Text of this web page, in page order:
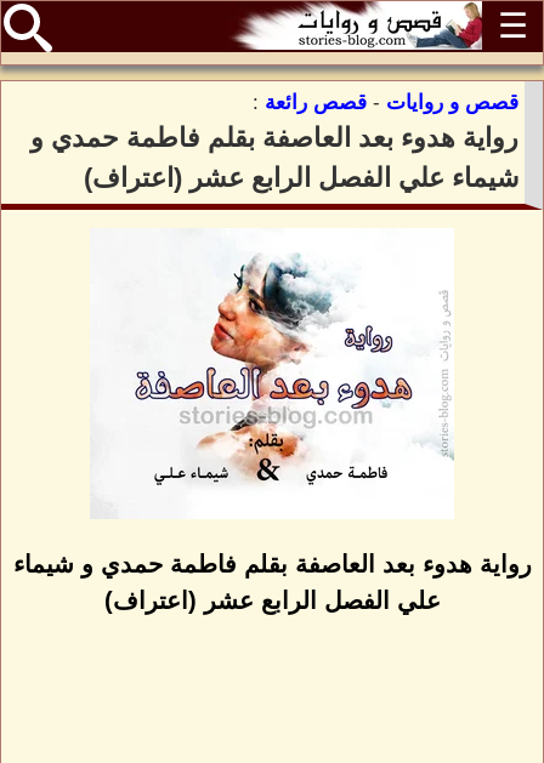
☰
قصص و روايات - قصص رائعة :
رواية هدوء بعد العاصفة بقلم فاطمة حمدي و
شيماء علي الفصل الرابع عشر (اعتراف)
رواية هدوء بعد العاصفة بقلم فاطمة حمدي و شيماء
علي الفصل الرابع عشر (اعتراف)